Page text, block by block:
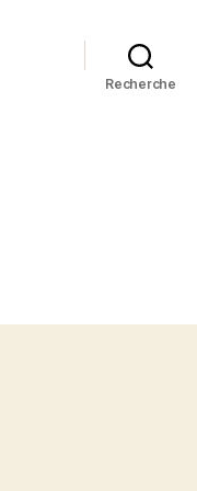
Recherche